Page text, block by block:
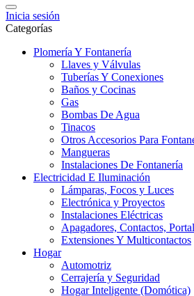
Inicia sesión
Categorías
Plomería Y Fontanería
Llaves y Válvulas
Tuberías Y Conexiones
Baños y Cocinas
Gas
Bombas De Agua
Tinacos
Otros Accesorios Para
Mangueras
Instalaciones De Fontanería
Electricidad E Iluminación
Lámparas, Focos y Luces
Electrónica y Proyectos
Instalaciones Eléctricas
Apagadores, Contactos,
Extensiones Y Multicontactos
Hogar
Automotriz
Cerrajería y Seguridad
Hogar Inteligente (Domótica)